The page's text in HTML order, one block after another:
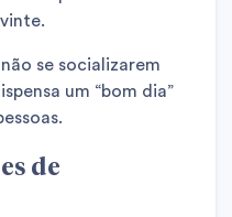
se socializarem
um “bom dia”
de